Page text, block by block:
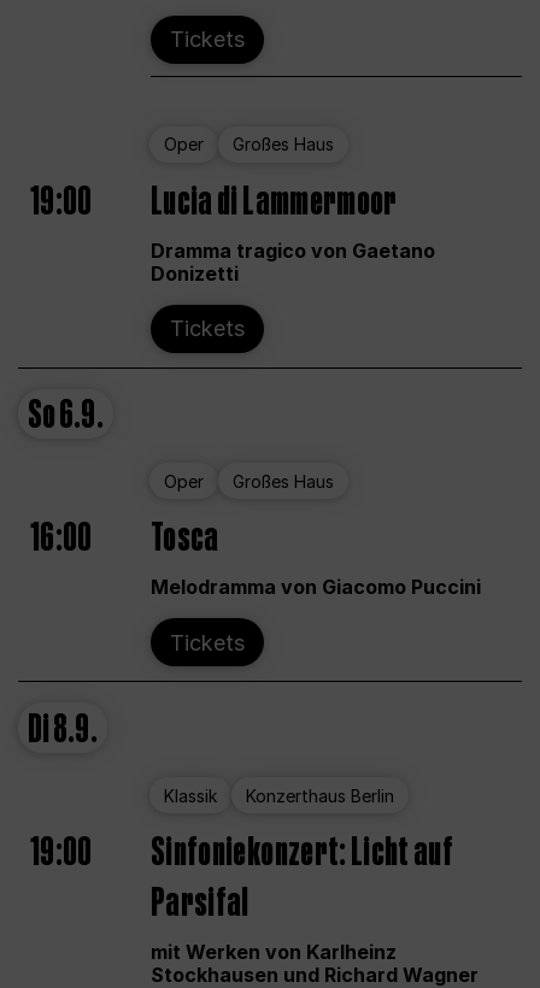
Tickets
Oper Großes Haus
19:00 Lucia di Lammermoor
Dramma tragico von Gaetano
Donizetti
Tickets
So6.9.
Oper Großes Haus
16:00 Tosca
Melodramma von Giacomo Puccini
Tickets
Di8.9.
Klassik Konzerthaus Berlin
19:00
Sinfoniekonzert: Licht auf
Parsifal
mit Werken von Karlheinz
Stockhausen und Richard Wagner